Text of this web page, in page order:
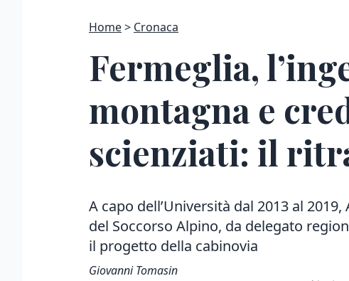
Home Cronaca
Fermeglia,
montagna e
scienziati: il
A capo dell’Università dal 2013 al
del Soccorso Alpino, da delegato
il progetto della cabinovia
Giovanni Tomasin